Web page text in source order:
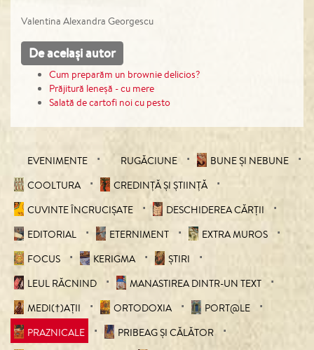
Valentina Alexandra Georgescu
De același autor
Cum preparăm un brownie delicios?
Prăjitură leneșă - cu mere
Salată de cartofi noi cu pesto
EVENIMENTE RUGĂCIUNE
BUNE ȘI NEBUNE
COOLTURA
CREDINȚĂ ȘI ȘTIINȚĂ
CUVINTE ÎNCRUCIŞATE
DESCHIDEREA CĂRȚII
EDITORIAL
ETERNIMENT
EXTRA MUROS
FOCUS
KERIGMA
ȘTIRI
LEUL RĂCNIND
MANASTIREA DINTR-UN TEXT
MEDI(†)AȚII
ORTODOXIA
PORT@LE
PRAZNICALE
PRIBEAG ȘI CĂLĂTOR